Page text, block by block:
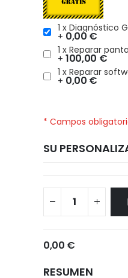
1 x Diagnóstico
+ 0,00 €
1 x Reparar
+ 100,00 €
1 x Reparar
+ 0,00 €
* Campos
SU
0,00 €
RESUMEN